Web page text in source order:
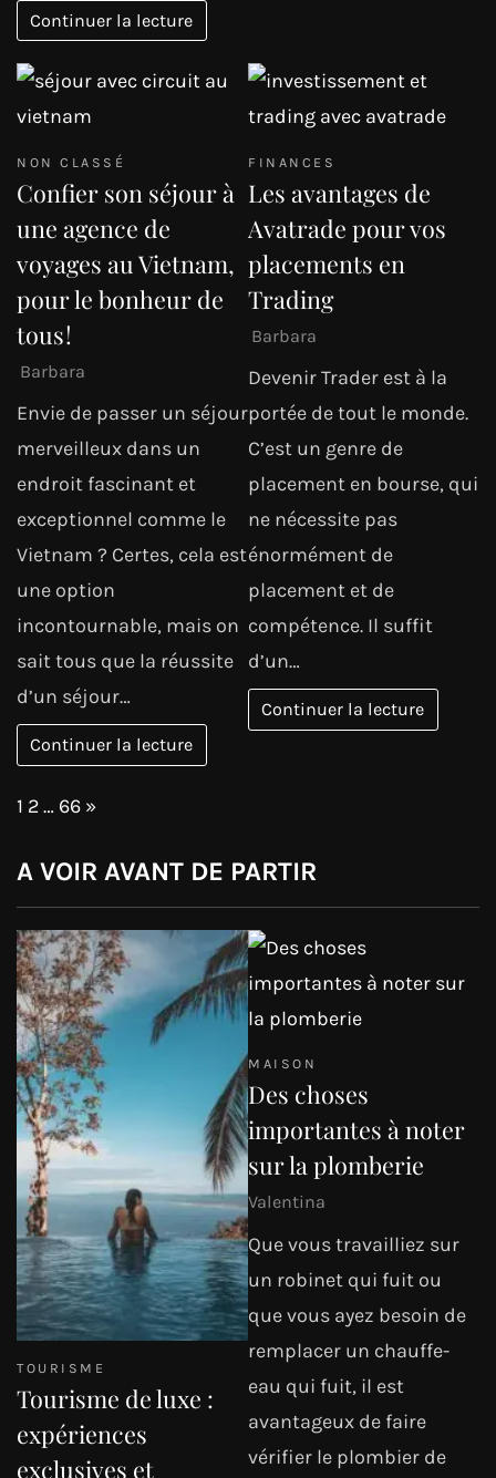
Continuer la lecture
NON CLASSÉ
Confier son séjour à
une agence de
voyages au Vietnam,
pour le bonheur de
tous !
Barbara
Envie de passer un séjour
merveilleux dans un
endroit fascinant et
exceptionnel comme le
Vietnam ? Certes, cela est
une option
incontournable, mais on
sait tous que la réussite
d’un séjour…
Continuer la lecture
FINANCES
Les avantages de
Avatrade pour vos
placements en
Trading
Barbara
Devenir Trader est à la
portée de tout le monde.
C’est un genre de
placement en bourse, qui
ne nécessite pas
énormément de
placement et de
compétence. Il suffit
d’un…
Continuer la lecture
Page:
1 2… 66 Next
»
A VOIR AVANT DE PARTIR
TOURISME
Tourisme de luxe :
expériences
exclusives et
MAISON
Des choses
importantes à noter
sur la plomberie
Valentina
Que vous travailliez sur
un robinet qui fuit ou
que vous ayez besoin de
remplacer un chauffe-
eau qui fuit, il est
avantageux de faire
vérifier le plombier de